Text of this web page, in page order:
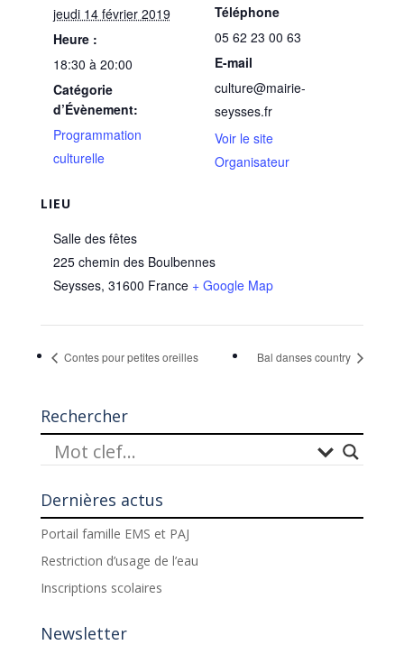
jeudi 14 février 2019
Heure :
18:30 à 20:00
Catégorie
d’Évènement:
Programmation
culturelle
LIEU
Salle des fêtes
225 chemin des Boulbennes
Seysses, 31600 France + Google Map
Téléphone
05 62 23 00 63
E-mail
culture@mairie-
seysses.fr
Voir le site
Organisateur
Contes pour petites oreilles Bal danses country
Rechercher
Dernières actus
Portail famille EMS et PAJ
Restriction d’usage de l’eau
Inscriptions scolaires
Newsletter